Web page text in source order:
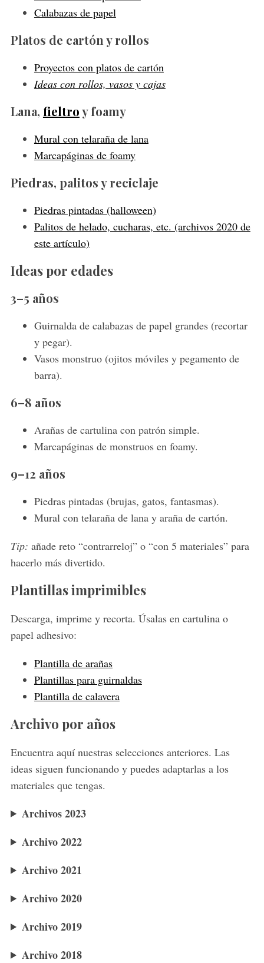
Calabazas de papel
Platos de cartón y rollos
Proyectos con platos de cartón
Ideas con rollos, vasos y cajas
Lana, fieltroy foamy
Mural con telaraña de lana
Marcapáginas de foamy
Piedras, palitos y reciclaje
Piedras pintadas (halloween)
Palitos de helado, cucharas, etc. (archivos 2020 de
este artículo)
Ideas por edades
3–5 años
Guirnalda de calabazas de papel grandes (recortar
y pegar).
Vasos monstruo (ojitos móviles y pegamento de
barra).
6–8 años
Arañas de cartulina con patrón simple.
Marcapáginas de monstruos en foamy.
9–12 años
Piedras pintadas (brujas, gatos, fantasmas).
Mural con telaraña de lana y araña de cartón.
Tip: añade reto “contrarreloj” o “con 5 materiales” para
hacerlo más divertido.
Plantillas imprimibles
Descarga, imprime y recorta. Úsalas en cartulina o
papel adhesivo:
Plantilla de arañas
Plantillas para guirnaldas
Plantilla de calavera
Archivo por años
Encuentra aquí nuestras selecciones anteriores. Las
ideas siguen funcionando y puedes adaptarlas a los
materiales que tengas.
Archivos 2023
Archivo 2022
Archivo 2021
Archivo 2020
Archivo 2019
Archivo 2018